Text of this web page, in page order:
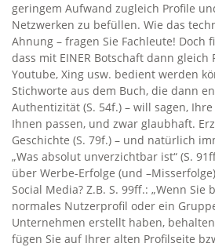
geringem Aufwand zugleich Profile
Netzwerken zu befüllen. Wie das
Ahnung – fragen Sie Fachleute! Doch
dass mit EINER Botschaft dann gleich
Youtube, Xing usw. bedient werden
Stichworte aus dem Buch, die dann
Authentizität (S. 54f.) – will sagen,
Ihnen passen, und zwar glaubhaft.
Geschichte (S. 79f.) – und natürlich
„Was absolut unverzichtbar ist“ (S.
über Werbe-Erfolge (und
Social Media? Z.B. S. 99ff.: „Wenn Sie
normales Nutzerprofil oder ein
Unternehmen erstellt haben,
fügen Sie auf Ihrer alten Profilseite